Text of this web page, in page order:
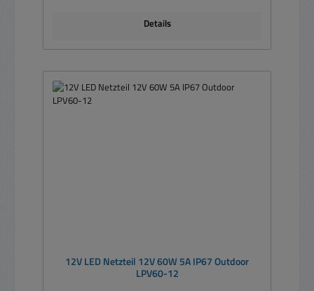
Details
12V LED Netzteil 12V 60W 5A IP67 Outdoor
LPV60-12